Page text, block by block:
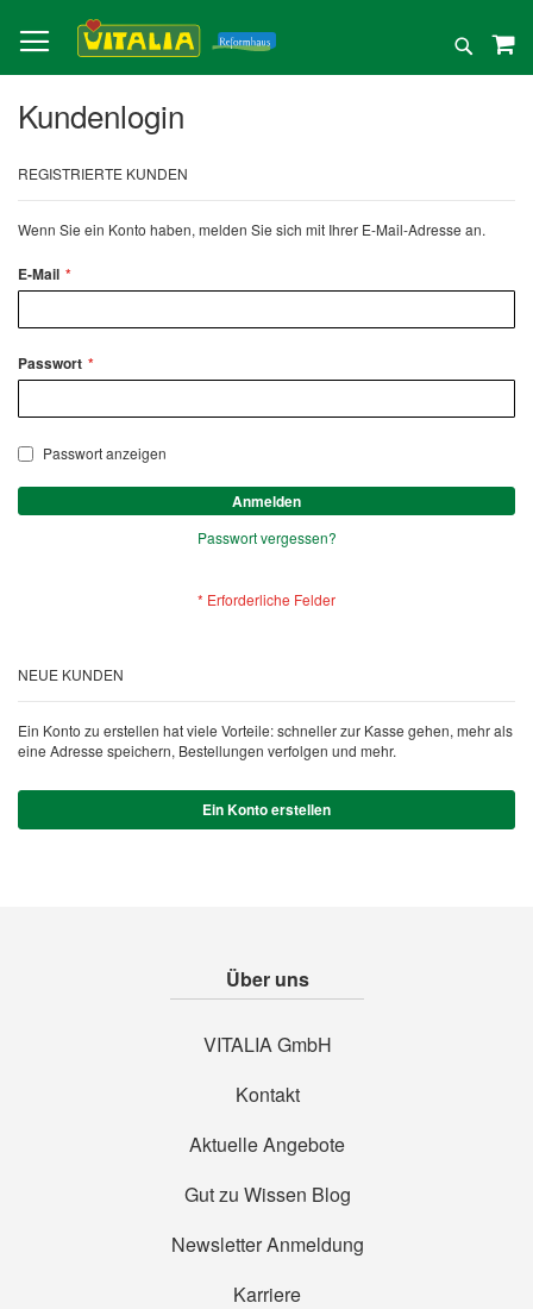
zum
Inhalt
Suche
Kundenlogin
REGISTRIERTE KUNDEN
Wenn Sie ein Konto haben, melden Sie sich mit Ihrer E-Mail-Adresse an.
E-Mail
Passwort
Passwort anzeigen
Anmelden
Passwort vergessen?
NEUE KUNDEN
Ein Konto zu erstellen hat viele Vorteile: schneller zur Kasse gehen, mehr als
eine Adresse speichern, Bestellungen verfolgen und mehr.
Ein Konto erstellen
Über uns
VITALIA GmbH
Kontakt
Aktuelle Angebote
Gut zu Wissen Blog
Newsletter Anmeldung
Karriere